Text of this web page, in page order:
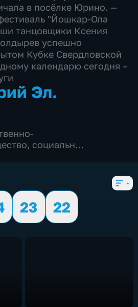
в посёлке Юрино. —
"Йошкар-Ола
танцовщики Ксения
успешно
Кубке Свердловской
календарю сегодня –
Эл.
, социально-
23
22